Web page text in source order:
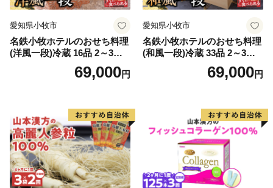
愛知県小牧市
名鉄小牧ホテルのおせち料理
(洋風一段)冷蔵 16品 2～3人
前 2027年【数量限定 お申込
期限12/15】 解凍不要 ホテル
人気 新春 迎春おせち 定番お
せち 本格おせち 洋風おせち
縁起物おせち 12月31日 お届
け お正月 お取り寄せ
69,000円
愛知県小牧市
名鉄小牧ホテルのおせち料理
(和風一段)冷蔵 33品 2～3人
前 2027年【数量限定 お申込
期限12/15】 解凍不要 ホテル
人気 新春 迎春おせち 定番お
せち 本格おせち 和風おせち
縁起物おせち 12月31日 お届
け お正月 お取り寄せ
69,000円